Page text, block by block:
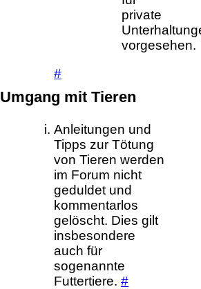
private
vorgesehen.
#
Umgang mit Tieren
Anleitungen und
Tipps zur Tötung
von Tieren werden
im Forum nicht
geduldet und
kommentarlos
gelöscht. Dies gilt
insbesondere
auch für
sogenannte
Futtertiere.#